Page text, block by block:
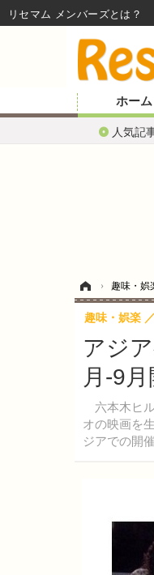
ホーム
人気記
› 趣味・娯
アジ
月-9
六本木ヒル
オの映画を
ジアでの開
趣味・娯楽
リセマム メンバーズ